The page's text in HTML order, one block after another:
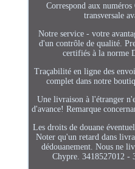
Correspond aux
transversale
Notre service - votre
d'un contrôle de qualité.
certifiés à la norme
Traçabilité en ligne des
complet dans notre
Une livraison à l'étranger
d'avance! Remarque
Les droits de douane
Noter qu'un retard dans
dédouanement. Nous ne
Chypre. 3418527012 -